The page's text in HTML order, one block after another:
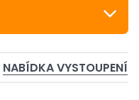
NABÍDKA VYSTOUPENÍ